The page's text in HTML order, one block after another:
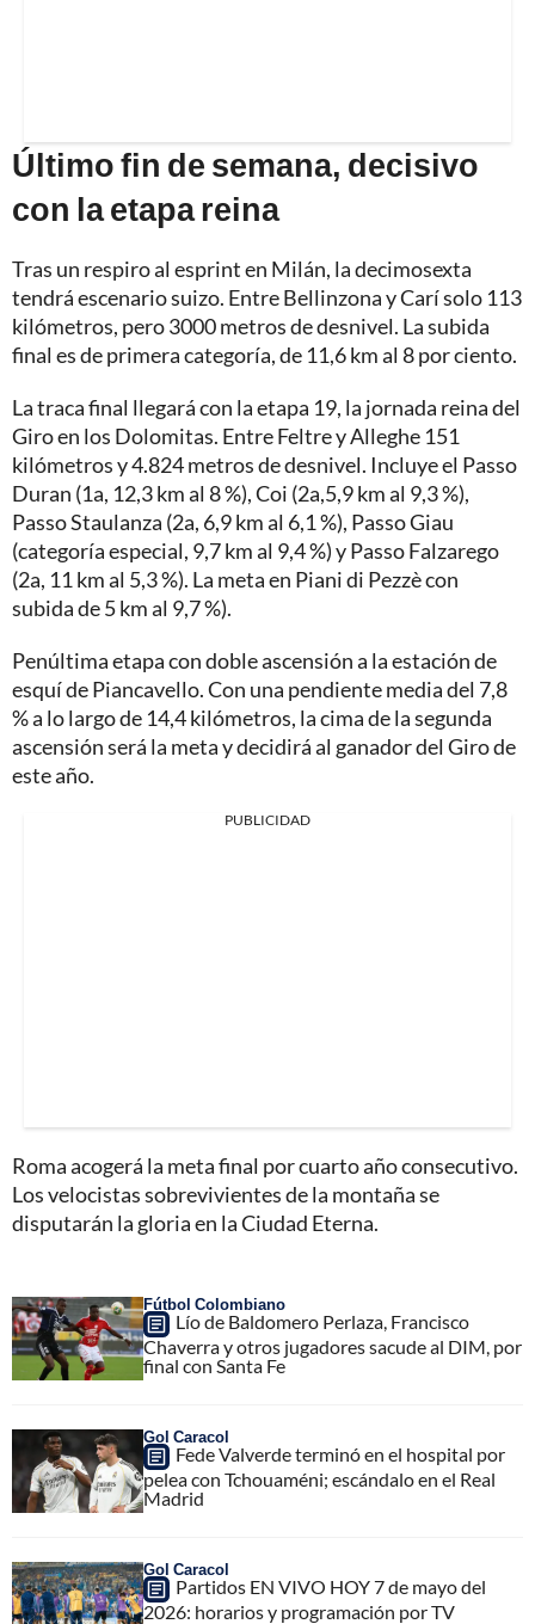
Último fin de semana, decisivo
con la etapa reina
Tras un respiro al esprint en Milán, la decimosexta
tendrá escenario suizo. Entre Bellinzona y Carí solo 113
kilómetros, pero 3000 metros de desnivel. La subida
final es de primera categoría, de 11,6 km al 8 por ciento.
La traca final llegará con la etapa 19, la jornada reina del
Giro en los Dolomitas. Entre Feltre y Alleghe 151
kilómetros y 4.824 metros de desnivel. Incluye el Passo
Duran (1a, 12,3 km al 8 %), Coi (2a,5,9 km al 9,3 %),
Passo Staulanza (2a, 6,9 km al 6,1 %), Passo Giau
(categoría especial, 9,7 km al 9,4 %) y Passo Falzarego
(2a, 11 km al 5,3 %). La meta en Piani di Pezzè con
subida de 5 km al 9,7 %).
Penúltima etapa con doble ascensión a la estación de
esquí de Piancavello. Con una pendiente media del 7,8
% a lo largo de 14,4 kilómetros, la cima de la segunda
ascensión será la meta y decidirá al ganador del Giro de
este año.
PUBLICIDAD
Roma acogerá la meta final por cuarto año consecutivo.
Los velocistas sobrevivientes de la montaña se
disputarán la gloria en la Ciudad Eterna.
Fútbol Colombiano
Lío de Baldomero Perlaza, Francisco
Chaverra y otros jugadores sacude al DIM, por
final con Santa Fe
Gol Caracol
Fede Valverde terminó en el hospital por
pelea con Tchouaméni; escándalo en el Real
Madrid
Gol Caracol
Partidos EN VIVO HOY 7 de mayo del
2026: horarios y programación por TV